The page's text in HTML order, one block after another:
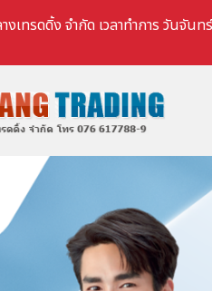
เทรดดิ้ง จำกัด เวลาทำการ วันจันท